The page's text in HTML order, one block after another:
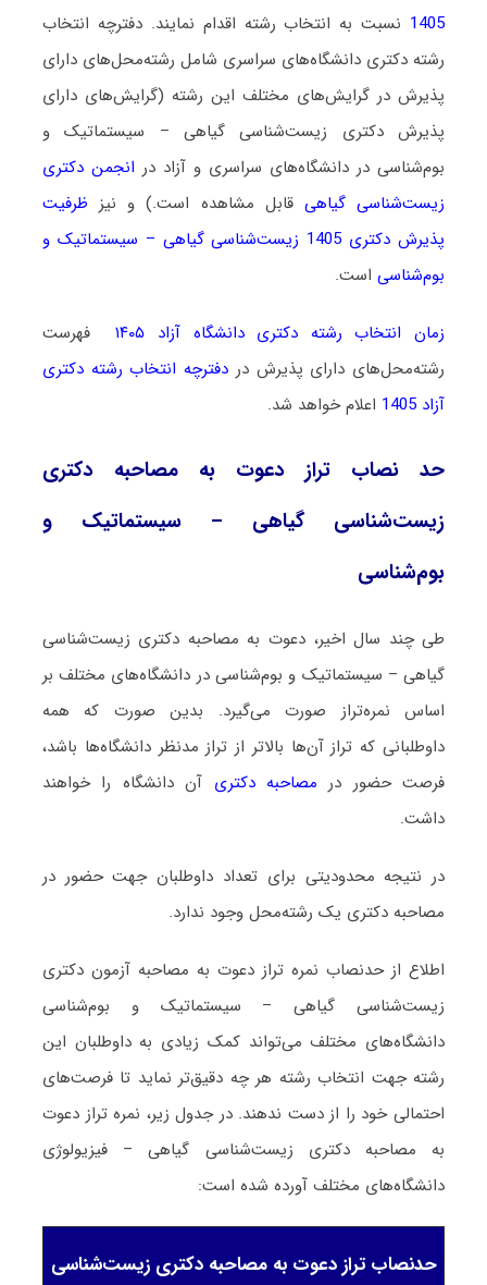
1405 نسبت به انتخاب رشته اقدام نمایند. دفترچه انتخاب
رشته دکتری دانشگاه‌های سراسری شامل رشته‌محل‌های دارای
پذیرش در گرایش‌های مختلف این رشته (گرایش‌های دارای
پذیرش دکتری زیست‌شناسی گیاهی – سیستماتیک و
بو‌‌م‌شناسی در دانشگاه‌های سراسری و آزاد در انجمن دکتری
زیست‌شناسی گیاهی قابل مشاهده است.) و نیز ظرفیت
پذیرش دکتری 1405 زیست‌شناسی گیاهی – سیستماتیک و
بو‌‌م‌شناسیاست.
زمان انتخاب رشته دکتری دانشگاه آزاد ۱۴۰۵
فهرست
رشته‌محل‌های دارای پذیرش در دفترچه انتخاب رشته دکتری
آزاد 1405
اعلام خواهد شد.
حد نصاب تراز دعوت به مصاحبه دکتری
زیست‌شناسی گیاهی – سیستماتیک و
بو‌‌م‌شناسی
طی چند سال اخیر، دعوت به مصاحبه دکتری زیست‌شناسی
گیاهی – سیستماتیک و بو‌‌م‌شناسی در دانشگاه‌های مختلف بر
اساس نمره‌تراز صورت می‌گیرد. بدین صورت که همه
داوطلبانی که تراز آن‌ها بالاتر از تراز مدنظر دانشگاه‌ها باشد،
فرصت حضور در مصاحبه دکتری آن دانشگاه را خواهند
داشت.
در نتیجه محدودیتی برای تعداد داوطلبان جهت حضور در
مصاحبه دکتری یک رشته‌محل وجود ندارد.
اطلاع از حدنصاب نمره تراز دعوت به مصاحبه آزمون دکتری
زیست‌شناسی گیاهی – سیستماتیک و بو‌‌م‌شناسی
دانشگاه‌های مختلف می‌تواند کمک زیادی به داوطلبان این
رشته جهت انتخاب رشته هر چه دقیق‌تر نماید تا فرصت‌های
احتمالی خود را از دست ندهند. در جدول زیر، نمره تراز دعوت
به مصاحبه دکتری زیست‌شناسی گیاهی – فیزیولوژی
دانشگاه‌های مختلف آورده شده است:
حدنصاب تراز دعوت به مصاحبه دکتری زیست‌شناسی